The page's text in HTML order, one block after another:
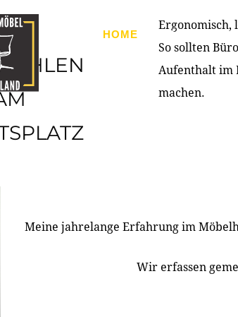
HOME PRODUKTE
Ergonomisch,
So sollten
Aufenthalt im
machen.
Meine jahrelange Erfahrung im
Wir erfassen